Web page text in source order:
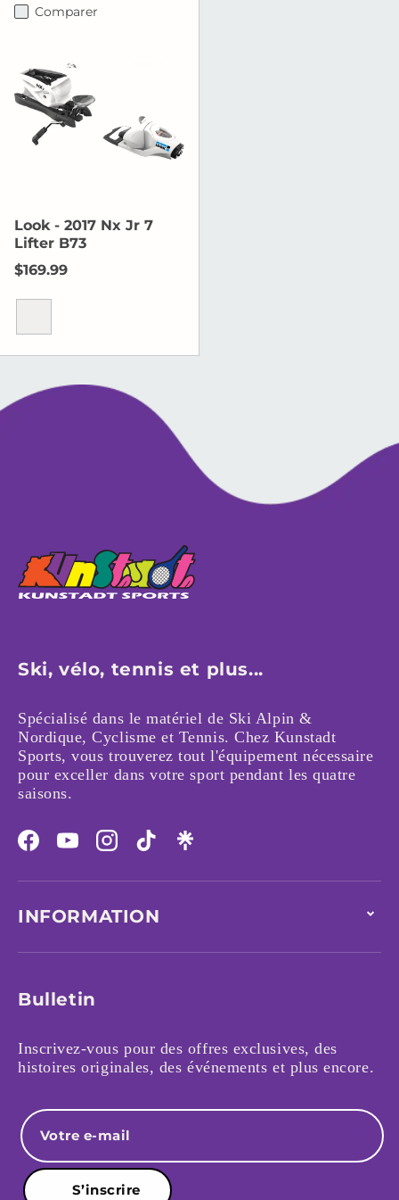
Comparer
Look - 2017 Nx Jr 7
Lifter B73
Prix habituel
$169.99
Ski, vélo, tennis et plus...
Spécialisé dans le matériel de Ski Alpin &
Nordique, Cyclisme et Tennis. Chez Kunstadt
Sports, vous trouverez tout l'équipement nécessaire
pour exceller dans votre sport pendant les quatre
saisons.
Facebook
YouTubeInstagram
TikTok
INFORMATION
Bulletin
Inscrivez-vous pour des offres exclusives, des
histoires originales, des événements et plus encore.
E-mail
S’inscrire